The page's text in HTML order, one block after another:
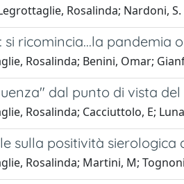
Rosalinda; Nardoni, S.
ricomincia...la pandemia
Rosalinda; Benini, Omar;
dal punto di vista
Rosalinda; Cacciuttolo, E;
sulla positività
Rosalinda; Martini, M;